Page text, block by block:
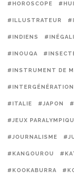
#HOROSCOPE
#ILLUSTRATEUR
#INDIENS
#INOUQA
#INSTRUMENT DE
#INTERGÉNÉRATION
#ITALIE #JAPON
#JEUX
#JOURNALISME
#KANGOUROU
#KOOKABURRA